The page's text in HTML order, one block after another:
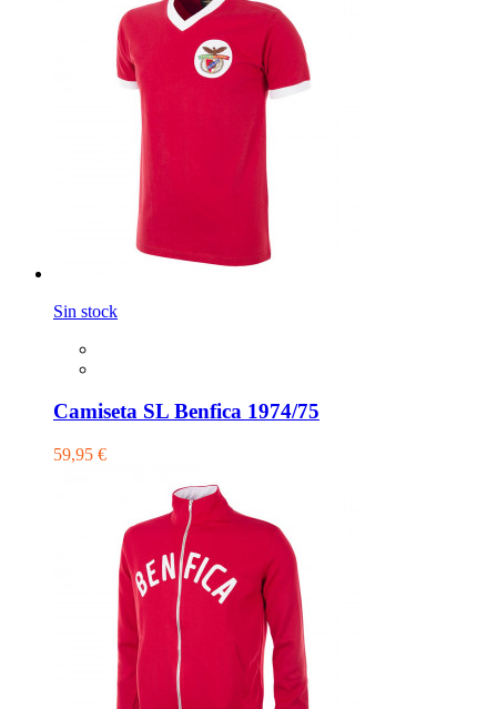
Sin stock
Camiseta SL Benfica 1974/75
59,95 €